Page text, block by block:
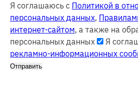
Я соглашаюсь с Политикой в
персональных данных,
интернет-сайтом, а также на
персональных данных
Я
рекламно-информационных
Отправить